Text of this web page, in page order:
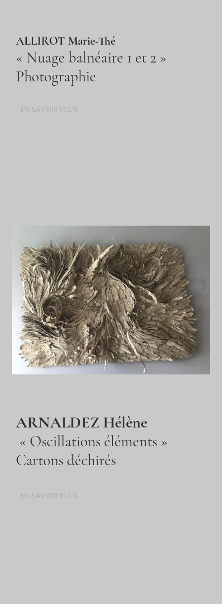
ALLIROT Marie-Thé
« Nuage balnéaire 1 et 2 »
Photographie
EN SAVOIR PLUS
ARNALDEZ Hélène
« Oscillations éléments »
Cartons déchirés
EN SAVOIR PLUS